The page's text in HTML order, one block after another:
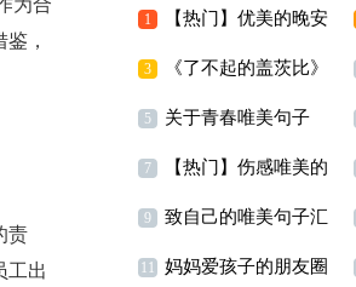
为合
，
责
工出
1 【热门】优美的晚安
朋友圈问候语69句
3 《了不起的盖茨比》
读后感15篇
5 关于青春唯美句子
7 【热门】伤感唯美的
句子摘录84条
9 致自己的唯美句子汇
编15篇
11 妈妈爱孩子的朋友圈